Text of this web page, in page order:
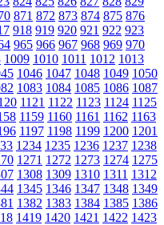
871 872 873 874 875 876
918 919 920 921 922 923
965 966 967 968 969 970
1009 1010 1011 1012 1013
1046 1047 1048 1049 1050
1083 1084 1085 1086 1087
1121 1122 1123 1124 1125
1159 1160 1161 1162 1163
1197 1198 1199 1200 1201
1234 1235 1236 1237 1238
1271 1272 1273 1274 1275
1308 1309 1310 1311 1312
1345 1346 1347 1348 1349
1382 1383 1384 1385 1386
1419 1420 1421 1422 1423